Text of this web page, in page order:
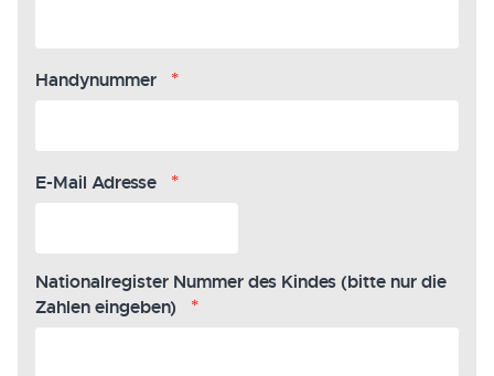
Handynummer *
E-Mail Adresse *
Nationalregister Nummer des Kindes (bitte nur die
Zahlen eingeben)
*